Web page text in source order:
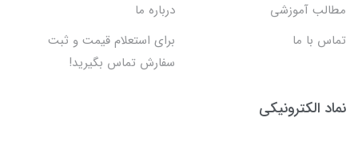
مطالب آموزشی
درباره ما
تماس با ما
برای استعلام قیمت و ثبت
سفارش تماس بگیرید!
نماد الکترونیکی